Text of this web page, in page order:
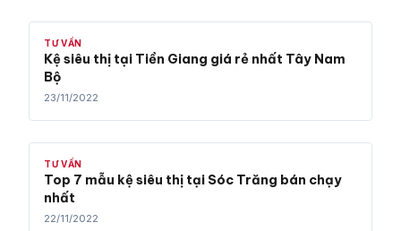
TƯ VẤN
Kệ siêu thị tại Tiền Giang giá rẻ nhất Tây Nam
Bộ
23/11/2022
TƯ VẤN
Top 7 mẫu kệ siêu thị tại Sóc Trăng bán chạy
nhất
22/11/2022